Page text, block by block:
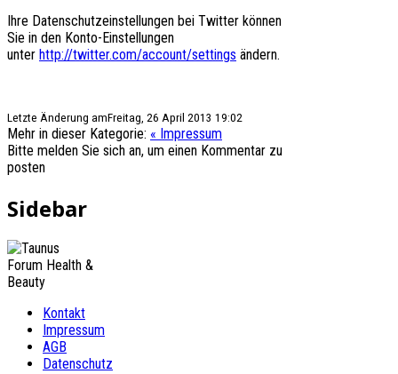
Ihre Datenschutzeinstellungen bei Twitter können
Sie in den Konto-Einstellungen
unter http://twitter.com/account/settings ändern.
Letzte Änderung amFreitag, 26 April 2013 19:02
Mehr in dieser Kategorie: « Impressum
Bitte melden Sie sich an, um einen Kommentar zu
posten
Sidebar
Kontakt
Impressum
AGB
Datenschutz